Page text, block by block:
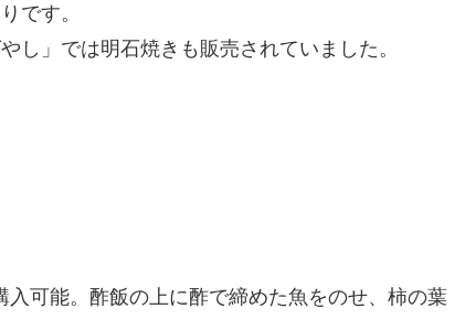
です。
し」では明石焼きも販売されていました。
可能。酢飯の上に酢で締めた魚をのせ、柿の葉